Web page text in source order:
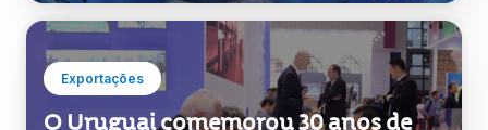
grupo de países com governos
digitalmente mais avançados